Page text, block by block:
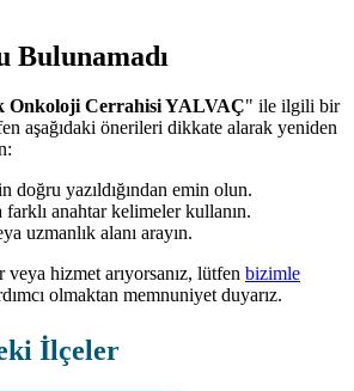
Bulunamadı
Onkoloji Cerrahisi YALVAÇ" ile ilgili bir
aşağıdaki önerileri dikkate alarak yeniden
doğru yazıldığından emin olun.
anahtar kelimeler kullanın.
uzmanlık alanı arayın.
hizmet arıyorsanız, lütfen bizimle
olmaktan memnuniyet duyarız.
İlçeler